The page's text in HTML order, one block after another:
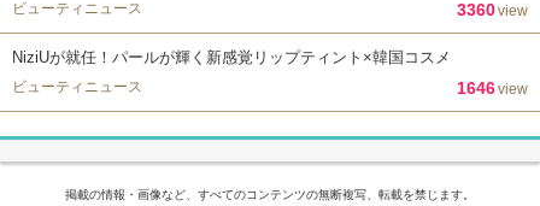
ビューティニュース 3360view
NiziUが就任！パールが輝く新感覚リップティント×韓国コスメ
ビューティニュース 1646view
掲載の情報・画像など、すべてのコンテンツの無断複写、転載を禁じます。